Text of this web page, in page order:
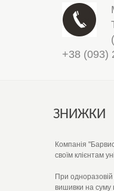
+38 (093)
ЗНИЖКИ
Компанія
своїм клієнтам
При одноразовій
вишивки на суму